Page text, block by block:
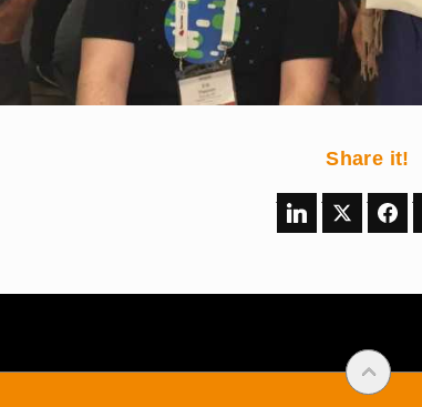
Share it!